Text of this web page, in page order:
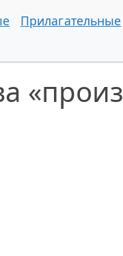
Прилагательные